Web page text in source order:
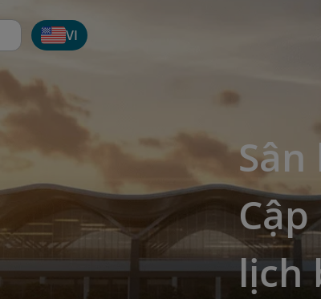
VI
Sân
lịch